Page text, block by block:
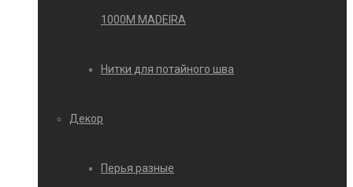
1000М MADEIRA
Нитки для потайного шва
Декор
Перья разные